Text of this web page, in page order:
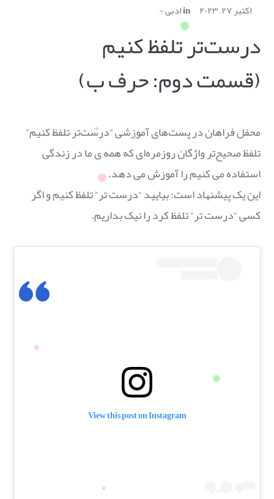
اکتبر ۲۷, ۲۰۲۳ inادبی
درست‌تر تلفظ کنیم
(قسمت دوم: حرف ب)
محفل فراهان در پست‌های آموزشی “درست‌تر تلفظ کنیم”
تلفظ صحیح‌تر واژگان روزمره‌ای که همه ی ما در زندگی
استفاده می کنیم را آموزش می دهد.
این یک پیشنهاد است: بیایید “درست تر” تلفظ كنیم‌ و اگر
کسی “درست تر” تلفظ کرد را نیک بداریم.
View this post on Instagram